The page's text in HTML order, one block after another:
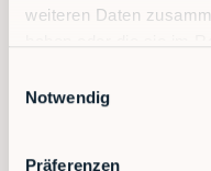
weiteren Daten
Notwendig
Präferenzen